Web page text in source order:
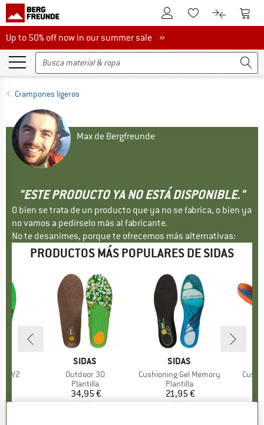
A la cuenta de cliente
A la lista de
A la A la
Up to 50% off now in our summer sale
Up to 50% off now in our summer sale »
Crampones ligeros
Max de Bergfreunde
"ESTE PRODUCTO YA NO ESTÁ DISPONIBLE."
O bien se trata de un producto que ya no se fabrica, o bien ya
no vamos a pedírselo más al fabricante.
No te desanimes, porque te ofrecemos más alternativas:
PRODUCTOS MÁS POPULARES DE SIDAS
V2
MARCA
SIDAS
Artículo
Outdoor 3D
Product group
Plantilla
Precio
34,95 €
MARCA
SIDAS
Artículo
Cushioning Gel Memory
Product group
Plantilla
Precio
21,95 €